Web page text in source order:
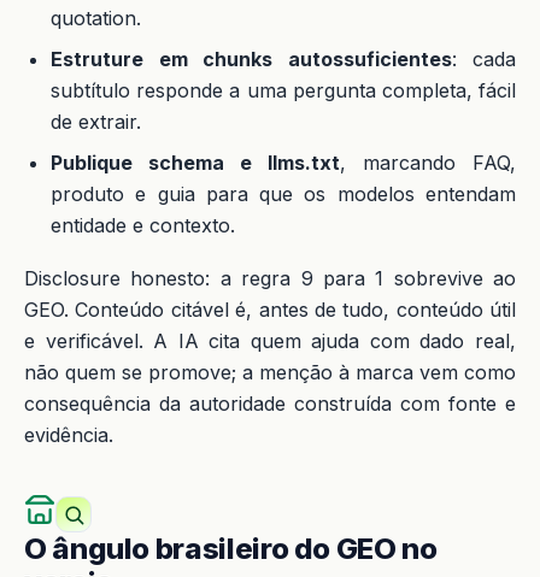
quotation.
Estruture em chunks autossuficientes: cada
subtítulo responde a uma pergunta completa, fácil
de extrair.
Publique schema e llms.txt, marcando FAQ,
produto e guia para que os modelos entendam
entidade e contexto.
Disclosure honesto: a regra 9 para 1 sobrevive ao
GEO. Conteúdo citável é, antes de tudo, conteúdo útil
e verificável. A IA cita quem ajuda com dado real,
não quem se promove; a menção à marca vem como
consequência da autoridade construída com fonte e
evidência.
O ângulo brasileiro do GEO no